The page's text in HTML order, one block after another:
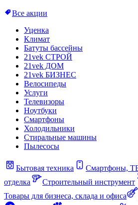
Все акции
Уценка
Климат
Батуты бассейны
21vek СТРОЙ
21vek ДОМ
21vek БИЗНЕС
Велосипеды
Услуги
Телевизоры
Ноутбуки
Смартфоны
Холодильники
Стиральные машины
Пылесосы
Бытовая техника Смартфоны,
отделка
Строительный инструмент
Товары для бизнеса, склада и офиса